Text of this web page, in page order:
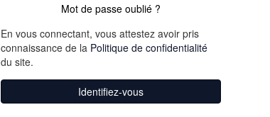
Mot de passe oublié ?
En vous connectant, vous attestez avoir pris
connaissance de la Politique de confidentialité
du site.
Identifiez-vous